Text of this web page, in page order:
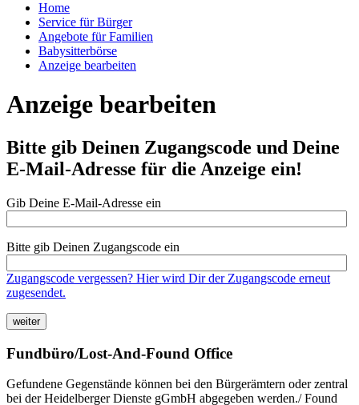
Home
Service für Bürger
Angebote für Familien
Babysitterbörse
Anzeige bearbeiten
Anzeige bearbeiten
Bitte gib Deinen Zugangscode und Deine
E-Mail-Adresse für die Anzeige ein!
Gib Deine E-Mail-Adresse ein
Bitte gib Deinen Zugangscode ein
Zugangscode vergessen? Hier wird Dir der Zugangscode erneut
zugesendet.
Fundbüro/Lost-And-Found Office
Gefundene Gegenstände können bei den Bürgerämtern oder zentral
bei der Heidelberger Dienste gGmbH abgegeben werden./ Found